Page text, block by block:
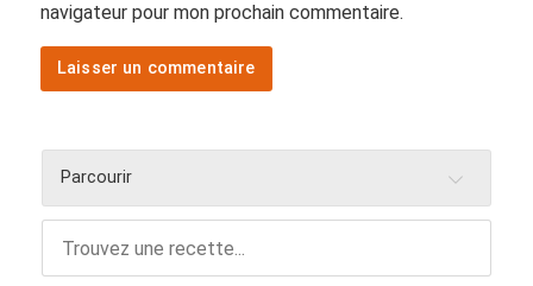
navigateur pour mon prochain commentaire.
Parcourir